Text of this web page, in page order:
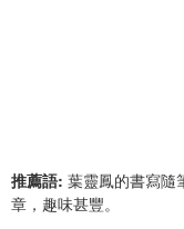
推薦語: 葉靈鳳的書寫隨
章，趣味甚豐。